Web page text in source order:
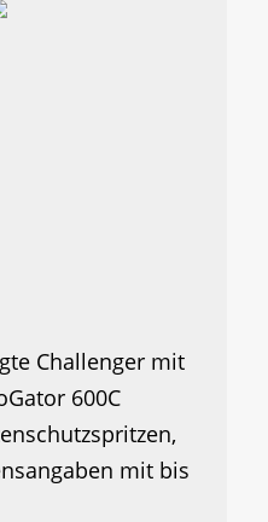
Challenger mit
600C
mit bis